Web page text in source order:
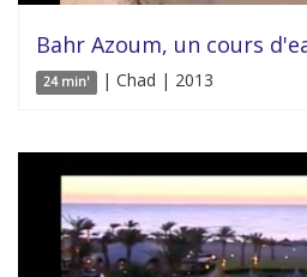
Bahr Azoum, un cours
24 min' | Chad | 2013